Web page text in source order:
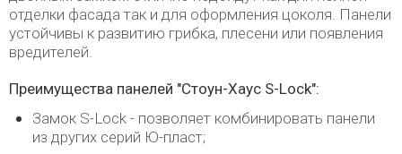
отделки фасада так и для оформления цоколя. Панели
устойчивы к развитию грибка, плесени или появления
вредителей.
Преимущества панелей "Стоун-Хаус S-Lock":
Замок S-Lock - позволяет комбинировать панели
из других серий Ю-пласт;